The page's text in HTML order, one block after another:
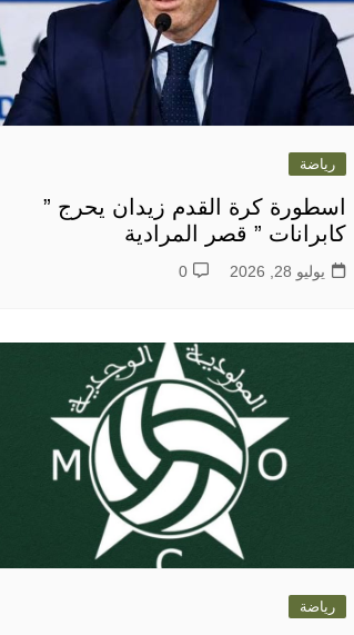
رياضة
اسطورة كرة القدم زيدان يحرج ”
كابرانات ” قصر المرادية
يوليو 28, 2026 0
رياضة